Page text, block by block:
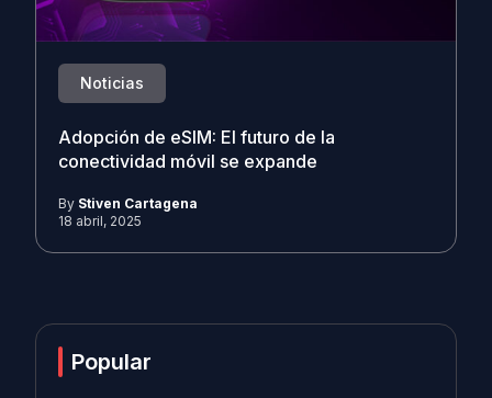
Noticias
Adopción de eSIM: El futuro de la
conectividad móvil se expande
By Stiven Cartagena
18 abril, 2025
Popular